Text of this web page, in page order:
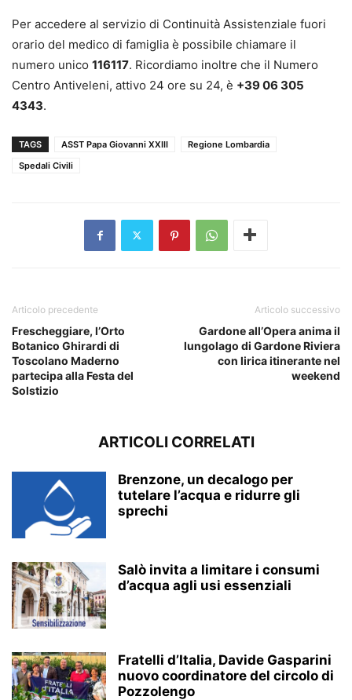
Per accedere al servizio di Continuità Assistenziale fuori
orario del medico di famiglia è possibile chiamare il
numero unico 116117. Ricordiamo inoltre che il Numero
Centro Antiveleni, attivo 24 ore su 24, è +39 06 305
4343.
TAGS ASST Papa Giovanni XXIII
Regione Lombardia
Spedali Civili
Articolo precedente
Frescheggiare, l’Orto
Botanico Ghirardi di
Toscolano Maderno
partecipa alla Festa del
Solstizio
Articolo successivo
Gardone all’Opera anima il
lungolago di Gardone Riviera
con lirica itinerante nel
weekend
ARTICOLI CORRELATI
Brenzone, un decalogo per
tutelare l’acqua e ridurre gli
sprechi
Salò invita a limitare i consumi
d’acqua agli usi essenziali
Fratelli d’Italia, Davide Gasparini
nuovo coordinatore del circolo di
Pozzolengo